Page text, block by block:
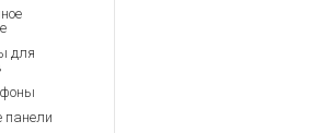
для